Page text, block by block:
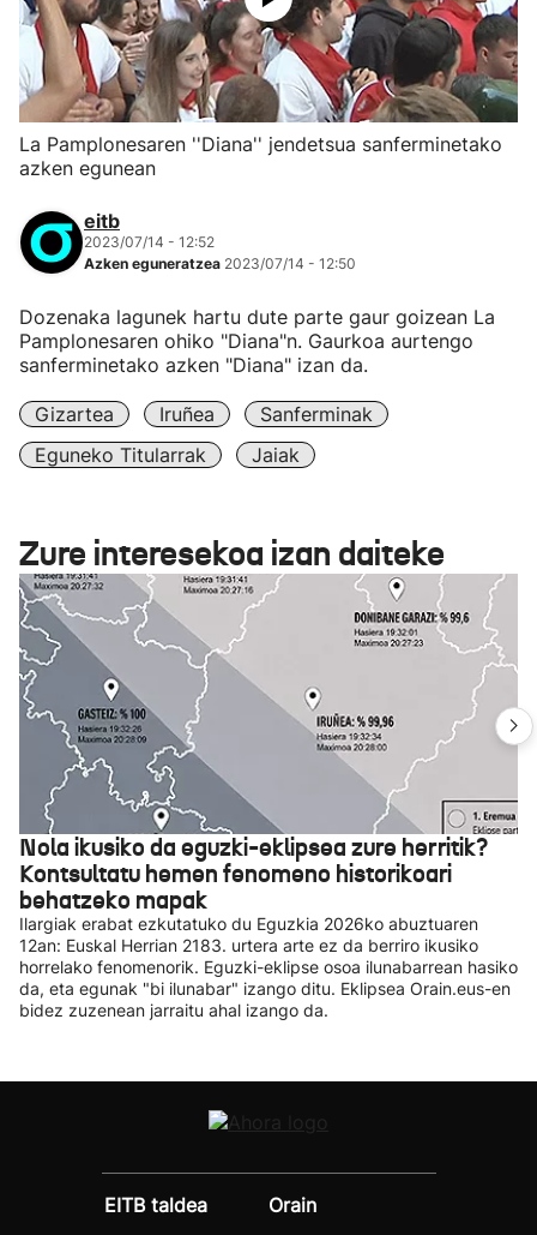
La Pamplonesaren ''Diana'' jendetsua sanferminetako
azken egunean
eitb
2023/07/14 - 12:52
Azken eguneratzea 2023/07/14 - 12:50
Dozenaka lagunek hartu dute parte gaur goizean La
Pamplonesaren ohiko "Diana"n. Gaurkoa aurtengo
sanferminetako azken "Diana" izan da.
Gizartea Iruñea
Sanferminak
Eguneko Titularrak
Jaiak
Zure interesekoa izan daiteke
Nola ikusiko da eguzki-eklipsea zure herritik?
Kontsultatu hemen fenomeno historikoari
behatzeko mapak
Ilargiak erabat ezkutatuko du Eguzkia 2026ko abuztuaren
12an: Euskal Herrian 2183. urtera arte ez da berriro ikusiko
horrelako fenomenorik. Eguzki-eklipse osoa ilunabarrean hasiko
da, eta egunak "bi ilunabar" izango ditu. Eklipsea Orain.eus-en
bidez zuzenean jarraitu ahal izango da.
EITB taldea
Orain